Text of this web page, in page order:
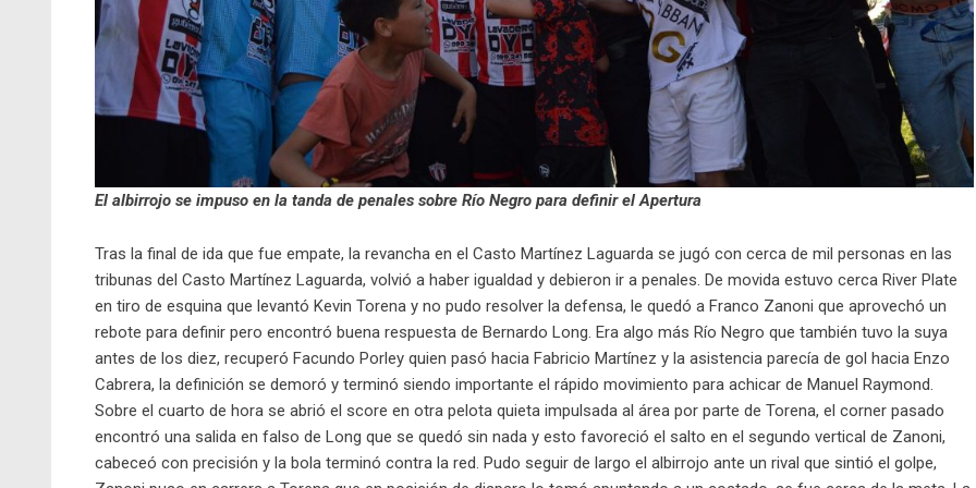
El albirrojo se impuso en la tanda de penales sobre Río Negro para definir el Apertura
Tras la final de ida que fue empate, la revancha en el Casto Martínez Laguarda se jugó con cerca de mil personas en las
tribunas del Casto Martínez Laguarda, volvió a haber igualdad y debieron ir a penales. De movida estuvo cerca River Plate
en tiro de esquina que levantó Kevin Torena y no pudo resolver la defensa, le quedó a Franco Zanoni que aprovechó un
rebote para definir pero encontró buena respuesta de Bernardo Long. Era algo más Río Negro que también tuvo la suya
antes de los diez, recuperó Facundo Porley quien pasó hacia Fabricio Martínez y la asistencia parecía de gol hacia Enzo
Cabrera, la definición se demoró y terminó siendo importante el rápido movimiento para achicar de Manuel Raymond.
Sobre el cuarto de hora se abrió el score en otra pelota quieta impulsada al área por parte de Torena, el corner pasado
encontró una salida en falso de Long que se quedó sin nada y esto favoreció el salto en el segundo vertical de Zanoni,
cabeceó con precisión y la bola terminó contra la red. Pudo seguir de largo el albirrojo ante un rival que sintió el golpe,